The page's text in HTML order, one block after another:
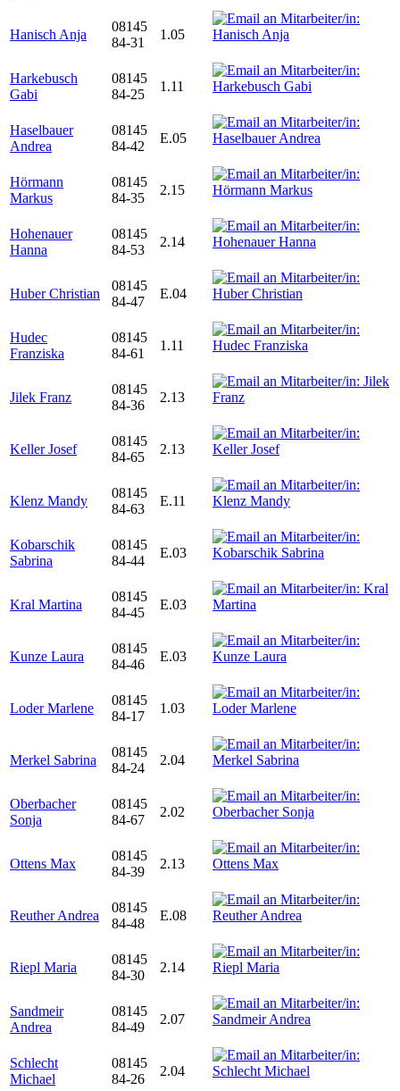
Hanisch Anja
08145
84-31
1.05
Harkebusch
Gabi
08145
84-25
1.11
Haselbauer
Andrea
08145
84-42
E.05
Hörmann
Markus
08145
84-35
2.15
Hohenauer
Hanna
08145
84-53
2.14
Huber Christian
08145
84-47
E.04
Hudec
Franziska
08145
84-61
1.11
Jilek Franz
08145
84-36
2.13
Keller Josef
08145
84-65
2.13
Klenz Mandy
08145
84-63
E.11
Kobarschik
Sabrina
08145
84-44
E.03
Kral Martina
08145
84-45
E.03
Kunze Laura
08145
84-46
E.03
Loder Marlene
08145
84-17
1.03
Merkel Sabrina
08145
84-24
2.04
Oberbacher
Sonja
08145
84-67
2.02
Ottens Max
08145
84-39
2.13
Reuther Andrea
08145
84-48
E.08
Riepl Maria
08145
84-30
2.14
Sandmeir
Andrea
08145
84-49
2.07
Schlecht
Michael
08145
84-26
2.04